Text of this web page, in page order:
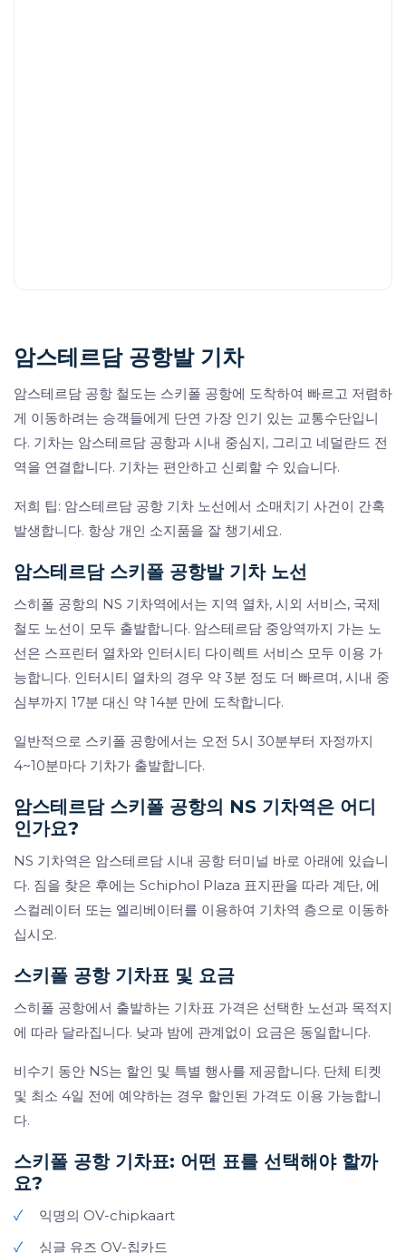
암스테르담 공항발 기차
암스테르담 공항 철도는 스키폴 공항에 도착하여 빠르고 저렴하
게 이동하려는 승객들에게 단연 가장 인기 있는 교통수단입니
다. 기차는 암스테르담 공항과 시내 중심지, 그리고 네덜란드 전
역을 연결합니다. 기차는 편안하고 신뢰할 수 있습니다.
저희 팁: 암스테르담 공항 기차 노선에서 소매치기 사건이 간혹
발생합니다. 항상 개인 소지품을 잘 챙기세요.
암스테르담 스키폴 공항발 기차 노선
스히폴 공항의 NS 기차역에서는 지역 열차, 시외 서비스, 국제
철도 노선이 모두 출발합니다. 암스테르담 중앙역까지 가는 노
선은 스프린터 열차와 인터시티 다이렉트 서비스 모두 이용 가
능합니다. 인터시티 열차의 경우 약 3분 정도 더 빠르며, 시내 중
심부까지 17분 대신 약 14분 만에 도착합니다.
일반적으로 스키폴 공항에서는 오전 5시 30분부터 자정까지
4~10분마다 기차가 출발합니다.
암스테르담 스키폴 공항의 NS 기차역은 어디
인가요?
NS 기차역은 암스테르담 시내 공항 터미널 바로 아래에 있습니
다. 짐을 찾은 후에는 Schiphol Plaza 표지판을 따라 계단, 에
스컬레이터 또는 엘리베이터를 이용하여 기차역 층으로 이동하
십시오.
스키폴 공항 기차표 및 요금
스히폴 공항에서 출발하는 기차표 가격은 선택한 노선과 목적지
에 따라 달라집니다. 낮과 밤에 관계없이 요금은 동일합니다.
비수기 동안 NS는 할인 및 특별 행사를 제공합니다. 단체 티켓
및 최소 4일 전에 예약하는 경우 할인된 가격도 이용 가능합니
다.
스키폴 공항 기차표: 어떤 표를 선택해야 할까
요?
✓
익명의 OV-chipkaart
✓
싱글 유즈 OV-칩카드